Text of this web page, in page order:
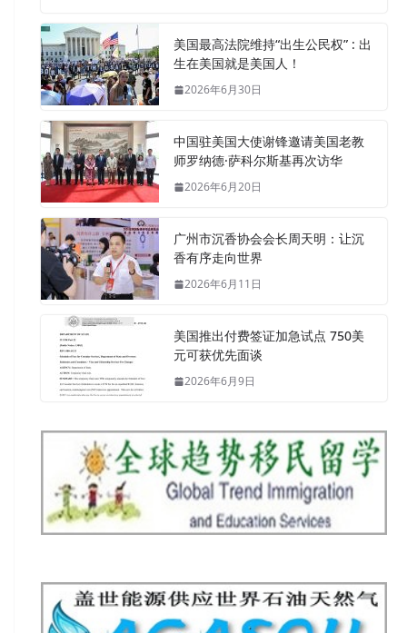
美国最高法院维持“出生公民权” : 出
生在美国就是美国人！
2026年6月30日
中国驻美国大使谢锋邀请美国老教
师罗纳德·萨科尔斯基再次访华
2026年6月20日
广州市沉香协会会长周天明：让沉
香有序走向世界
2026年6月11日
美国推出付费签证加急试点 750美
元可获优先面谈
2026年6月9日